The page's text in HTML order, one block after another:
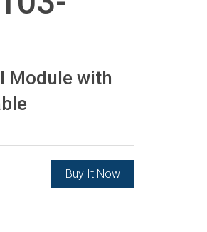
Module with
Buy It Now